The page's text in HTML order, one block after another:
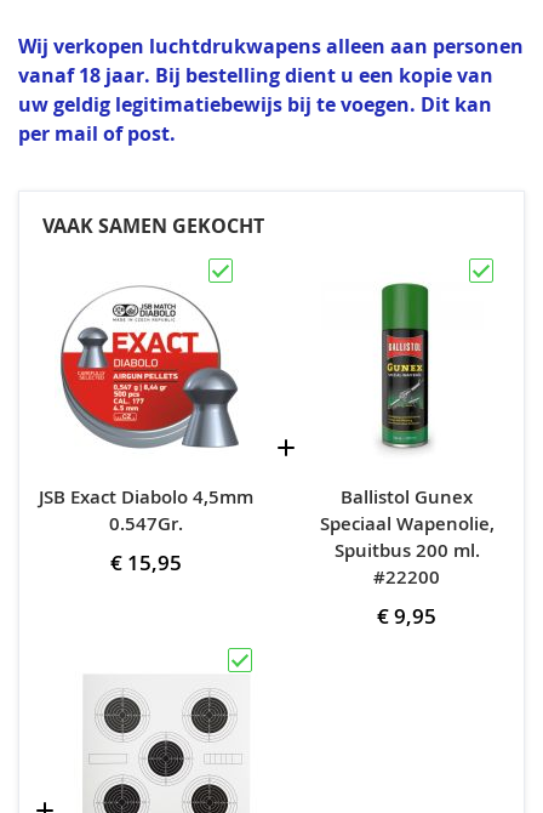
Wij verkopen luchtdrukwapens alleen aan personen
vanaf 18 jaar. Bij bestelling dient u een kopie van
uw geldig legitimatiebewijs bij te voegen. Dit kan
per mail of post.
VAAK SAMEN GEKOCHT
JSB Exact Diabolo 4,5mm
0.547Gr.
€ 15,95
Ballistol Gunex
Speciaal Wapenolie,
Spuitbus 200 ml.
#22200
€ 9,95